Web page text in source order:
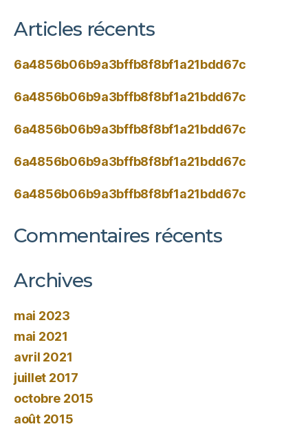
Articles récents
6a4856b06b9a3bffb8f8bf1a21bdd67c
6a4856b06b9a3bffb8f8bf1a21bdd67c
6a4856b06b9a3bffb8f8bf1a21bdd67c
6a4856b06b9a3bffb8f8bf1a21bdd67c
6a4856b06b9a3bffb8f8bf1a21bdd67c
Commentaires récents
Archives
mai 2023
mai 2021
avril 2021
juillet 2017
octobre 2015
août 2015